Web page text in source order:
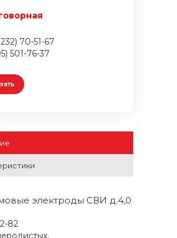
70-51-67
501-76-37
электроды СВИ д.4,0
82